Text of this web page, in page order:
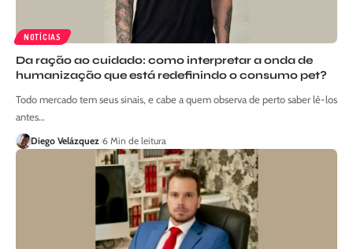
NOTÍCIAS
Da ração ao cuidado: como interpretar a onda de
humanização que está redefinindo o consumo pet?
Todo mercado tem seus sinais, e cabe a quem observa de perto saber lê-los
antes…
Diego Velázquez 6 Min de leitura